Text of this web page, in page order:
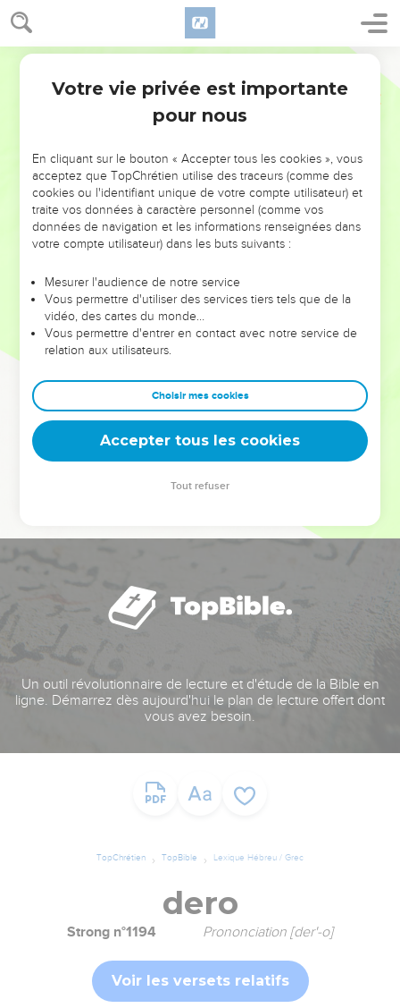
NE MANQUEZ PAS L’ÉVÉNEMENT
DE L’ANNÉE !
ET SI LEURS ERREURS POUVAIENT VOUS ÉVITER LES
VOTRES ?
leur foi ou leur vision. Mais on voit moins les doutes, les erreurs
et les saisons difficiles qu'ils ont traversés, alors même que ce
sont elles qui les ont façonnés.
Dans cette conférence, leaders, entrepreneurs, et responsables
clés pour avancer avec plus de sagesse afin que leurs erreurs
deviennent vos tremplins. Que vous guidiez un ministère, une
équipe, un groupe ou une famille, leur expérience est faite
Un outil révolutionnaire de lecture et d'étude de la Bible en
ligne. Démarrez dès aujourd'hui le plan de lecture offert dont
vous avez besoin.
TopChrétien TopBible Lexique Hébreu / Grec
dero
Strong n°1194 Prononciation [der'-o]
Voir les versets relatifs
Votre vie privée est importante
pour nous
En cliquant sur le bouton « Accepter tous les cookies », vous
acceptez que TopChrétien utilise des traceurs (comme des
cookies ou l'identifiant unique de votre compte utilisateur) et
traite vos données à caractère personnel (comme vos
données de navigation et les informations renseignées dans
votre compte utilisateur) dans les buts suivants :
Mesurer l'audience de notre service
Vous permettre d'utiliser des services tiers tels que de la
vidéo, des cartes du monde…
Vous permettre d'entrer en contact avec notre service de
relation aux utilisateurs.
Choisir mes cookies
Accepter tous les cookies
Tout refuser